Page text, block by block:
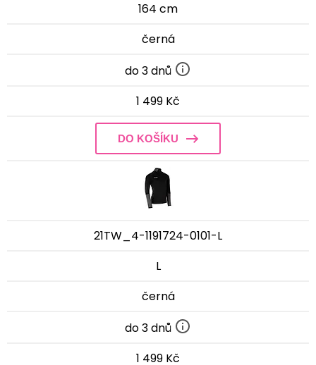
164 cm
černá
do 3 dnů
1 499 Kč
DO KOŠÍKU
21TW_4-1191724-0101-L
L
černá
do 3 dnů
1 499 Kč